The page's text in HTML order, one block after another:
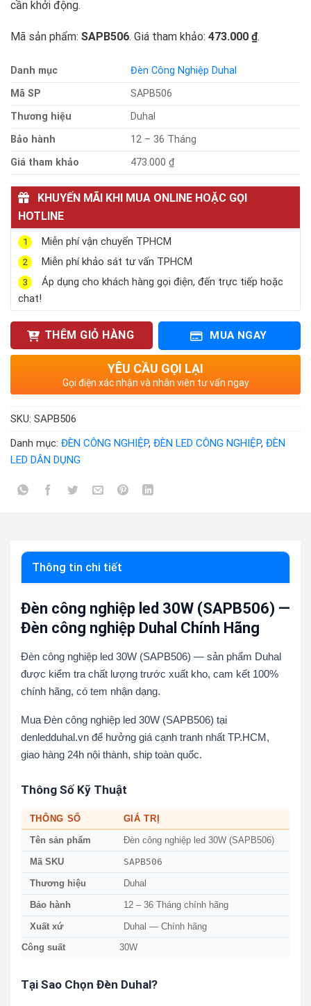
cần khởi động.
Mã sản phẩm: SAPB506. Giá tham khảo: 473.000 ₫.
Danh mục
Đèn Công Nghiệp Duhal
Mã SP
SAPB506
Thương hiệu
Duhal
Bảo hành
12 – 36 Tháng
Giá tham khảo
473.000 ₫
KHUYẾN MÃI KHI MUA ONLINE HOẶC GỌI
HOTLINE
1 Miễn phí vận chuyển TPHCM
2 Miễn phí khảo sát tư vấn TPHCM
3
Áp dụng cho khách hàng gọi điện, đến trực tiếp hoặc
chat!
THÊM GIỎ HÀNG MUA NGAY
YÊU CẦU GỌI LẠI
Gọi điện xác nhận và nhân viên tư vấn ngay
SKU: SAPB506
Danh mục: ĐÈN CÔNG NGHIỆP, ĐÈN LED CÔNG NGHIỆP, ĐÈN
LED DÂN DỤNG
Thông tin chi tiết
Đèn công nghiệp led 30W (SAPB506) —
Đèn công nghiệp Duhal Chính Hãng
Đèn công nghiệp led 30W (SAPB506) — sản phẩm Duhal
được kiểm tra chất lượng trước xuất kho, cam kết 100%
chính hãng, có tem nhận dạng.
Mua Đèn công nghiệp led 30W (SAPB506) tại
denledduhal.vn để hưởng giá cạnh tranh nhất TP.HCM,
giao hàng 24h nội thành, ship toàn quốc.
Thông Số Kỹ Thuật
THÔNG SỐ GIÁ TRỊ
Tên sản phẩm Đèn công nghiệp led 30W (SAPB506)
Mã SKU SAPB506
Thương hiệu Duhal
Bảo hành 12 – 36 Tháng chính hãng
Xuất xứ Duhal — Chính hãng
Công suất 30W
Tại Sao Chọn Đèn Duhal?